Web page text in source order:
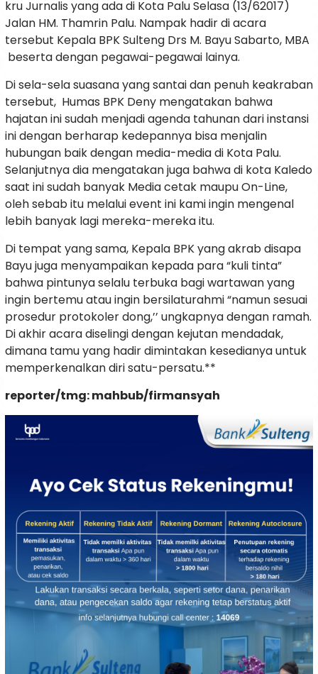
kru Jurnalis yang ada di Kota Palu Selasa (13/62017)
Jalan HM. Thamrin Palu. Nampak hadir di acara
tersebut Kepala BPK Sulteng Drs M. Bayu Sabarto, MBA
beserta dengan pegawai-pegawai lainya.
Di sela-sela suasana yang santai dan penuh keakraban
tersebut, Humas BPK Deny mengatakan bahwa
hajatan ini sudah menjadi agenda tahunan dari instansi
ini dengan berharap kedepannya bisa menjalin
hubungan baik dengan media-media di Kota Palu.
Selanjutnya dia mengatakan juga bahwa di kota Kaledo
saat ini sudah banyak Media cetak maupu On-Line,
oleh sebab itu melalui event ini kami ingin mengenal
lebih banyak lagi mereka-mereka itu.
Di tempat yang sama, Kepala BPK yang akrab disapa
Bayu juga menyampaikan kepada para “kuli tinta”
bahwa pintunya selalu terbuka bagi wartawan yang
ingin bertemu atau ingin bersilaturahmi “namun sesuai
prosedur protokoler dong,’’ ungkapnya dengan ramah.
Di akhir acara diselingi dengan kejutan mendadak,
dimana tamu yang hadir dimintakan kesedianya untuk
memperkenalkan diri satu-persatu.**
reporter/tmg: mahbub/firmansyah